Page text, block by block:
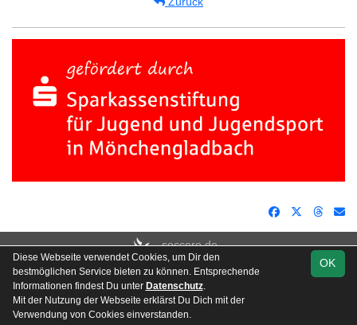
soccero.de
© 2006 - 2026
Impressum Datenschutz Schadensmeldung
Facebook
Instagram
OK
Diese Webseite verwendet Cookies, um Dir den
bestmöglichen Service bieten zu können. Entsprechende
Informationen findest Du unter Datenschutz.
Mit der Nutzung der Webseite erklärst Du Dich mit der
Verwendung von Cookies einverstanden.